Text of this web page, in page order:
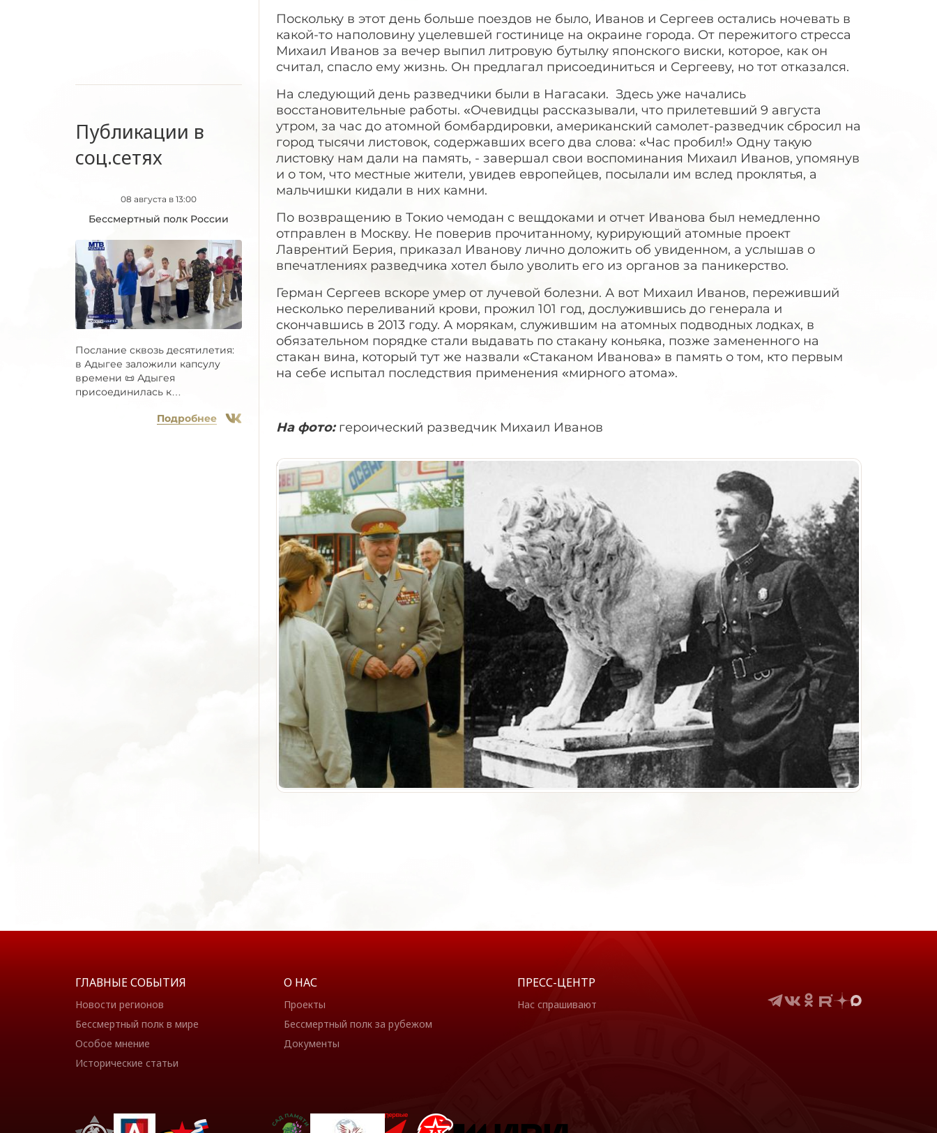
Публикации в
соц.сетях
08 августа в 13:00
Бессмертный полк России
Послание сквозь десятилетия:
в Адыгее заложили капсулу
времени 📜 Адыгея
присоединилась к
Подробнее
Поскольку в этот день больше поездов не было, Иванов и Сергеев остались ночевать в
какой-то наполовину уцелевшей гостинице на окраине города. От пережитого стресса
Михаил Иванов за вечер выпил литровую бутылку японского виски, которое, как он
считал, спасло ему жизнь. Он предлагал присоединиться и Сергееву, но тот отказался.
На следующий день разведчики были в Нагасаки. Здесь уже начались
восстановительные работы. «Очевидцы рассказывали, что прилетевший 9 августа
утром, за час до атомной бомбардировки, американский самолет-разведчик сбросил на
город тысячи листовок, содержавших всего два слова: «Час пробил!» Одну такую
листовку нам дали на память, - завершал свои воспоминания Михаил Иванов, упомянув
и о том, что местные жители, увидев европейцев, посылали им вслед проклятья, а
мальчишки кидали в них камни.
По возвращению в Токио чемодан с вещдоками и отчет Иванова был немедленно
отправлен в Москву. Не поверив прочитанному, курирующий атомные проект
Лаврентий Берия, приказал Иванову лично доложить об увиденном, а услышав о
впечатлениях разведчика хотел было уволить его из органов за паникерство.
Герман Сергеев вскоре умер от лучевой болезни. А вот Михаил Иванов, переживший
несколько переливаний крови, прожил 101 год, дослужившись до генерала и
скончавшись в 2013 году. А морякам, служившим на атомных подводных лодках, в
обязательном порядке стали выдавать по стакану коньяка, позже замененного на
стакан вина, который тут же назвали «Стаканом Иванова» в память о том, кто первым
на себе испытал последствия применения «мирного атома».
На фото:героический разведчик Михаил Иванов
ГЛАВНЫЕ СОБЫТИЯ
Новости регионов
Бессмертный полк в мире
Особое мнение
Исторические статьи
О НАС
Проекты
Бессмертный полк за рубежом
Документы
ПРЕСС-ЦЕНТР
Нас спрашивают